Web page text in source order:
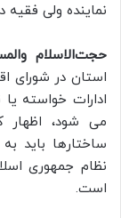
نماینده ولی فقیه
حجت‌الاسلام
استان در شورای
ادارات خواسته
می‌ شود، اظهار
ساختارها باید
نظام جمهوری
است.